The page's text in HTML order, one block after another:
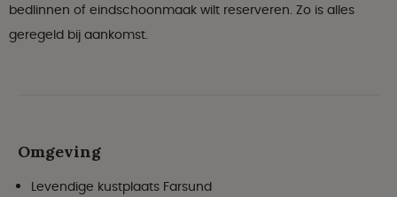
bedlinnen of eindschoonmaak wilt reserveren. Zo is alles
geregeld bij aankomst.
Omgeving
Levendige kustplaats Farsund